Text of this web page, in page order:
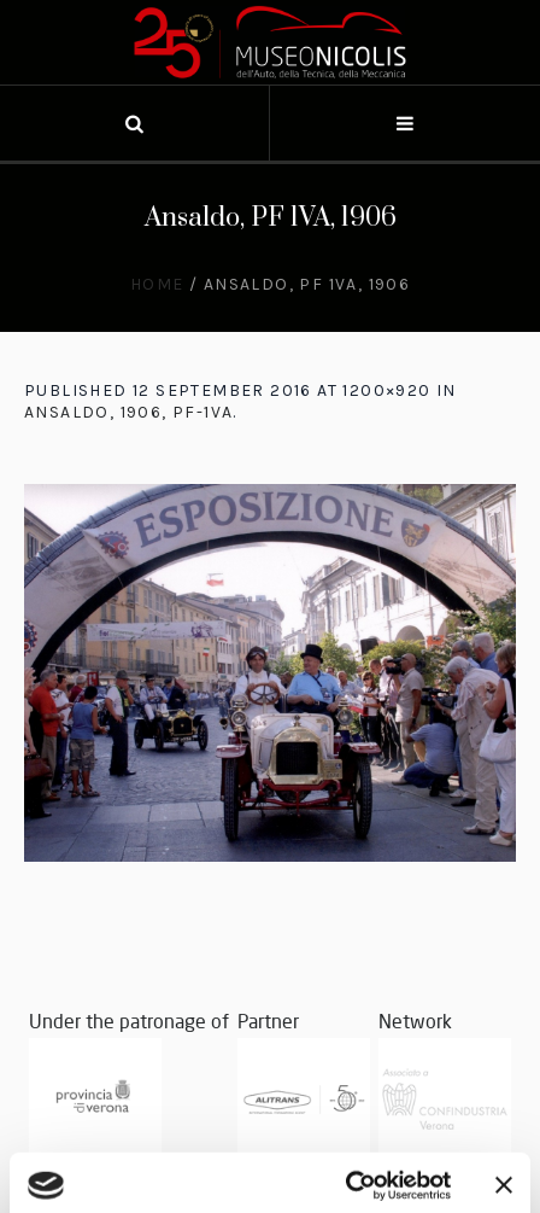
Ansaldo, PF 1VA, 1906
HOME / ANSALDO, PF 1VA, 1906
PUBLISHED 12 SEPTEMBER 2016 AT 1200×920 IN
ANSALDO, 1906, PF-1VA.
Under the patronage of Partner Network